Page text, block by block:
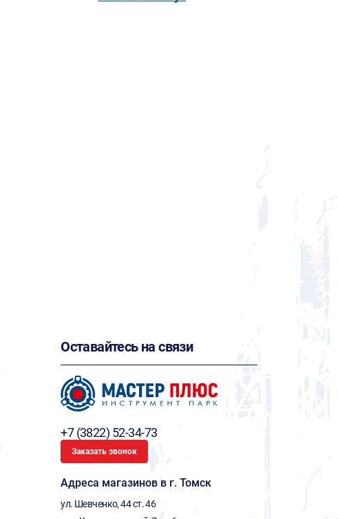
Оставайтесь на связи
+7 (3822) 52-34-73
Заказать звонок
Адреса магазинов в г. Томск
ул. Шевченко, 44 ст. 46